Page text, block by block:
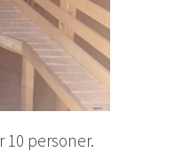
10 personer.